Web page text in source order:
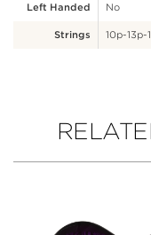
Left Handed No
Strings 10p-